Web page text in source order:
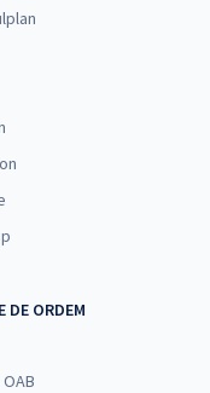
DE ORDEM